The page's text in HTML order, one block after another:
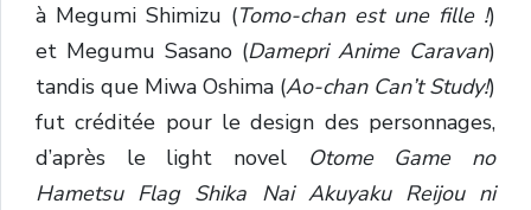
à Megumi Shimizu (Tomo-chan est une fille !)
et Megumu Sasano (Damepri Anime Caravan)
tandis que Miwa Oshima (Ao-chan Can’t Study!)
fut créditée pour le design des personnages,
d’après le light novel Otome Game no
Hametsu Flag Shika Nai Akuyaku Reijou ni